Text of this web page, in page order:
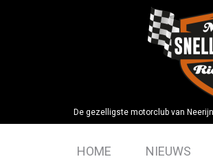
De gezelligste motorclub van
HOME NIEUWS